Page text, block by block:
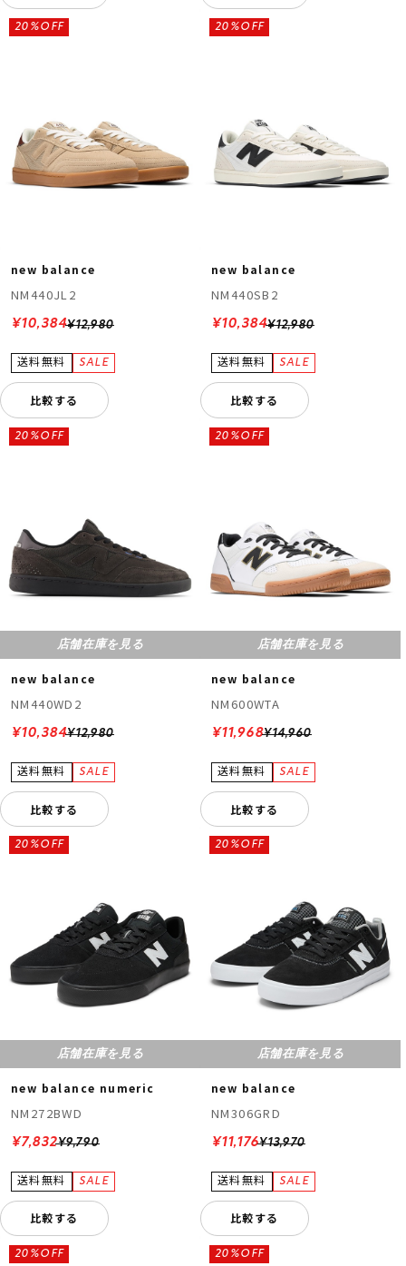
new balance
NM440JL2
¥12,980
20%OFF
¥10,384
比較する
new balance
NM440SB2
¥12,980
20%OFF
¥10,384
比較する
店舗在庫を見る
new balance
NM440WD2
¥12,980
20%OFF
¥10,384
比較する
店舗在庫を見る
new balance
NM600WTA
¥14,960
20%OFF
¥11,968
比較する
店舗在庫を見る
new balance numeric
NM272BWD
¥9,790
20%OFF
¥7,832
比較する
店舗在庫を見る
new balance
NM306GRD
¥13,970
20%OFF
¥11,176
比較する
20%OFF 20%OFF